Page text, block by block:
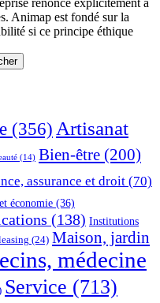
renonce explicitement à
Animap est fondé sur la
si ce principe éthique
(356) Artisanat
(14) Bien-être (200)
assurance et droit (70)
économie (36)
(138) Institutions
(24) Maison, jardin
médecine
Service (713)